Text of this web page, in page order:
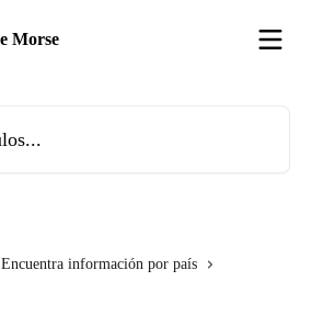
Encuentra información por país